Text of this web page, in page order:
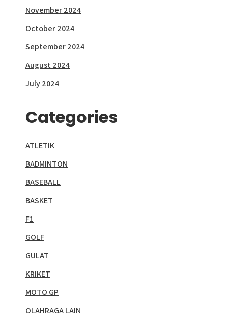
November 2024
October 2024
September 2024
August 2024
July 2024
Categories
ATLETIK
BADMINTON
BASEBALL
BASKET
F1
GOLF
GULAT
KRIKET
MOTO GP
OLAHRAGA LAIN